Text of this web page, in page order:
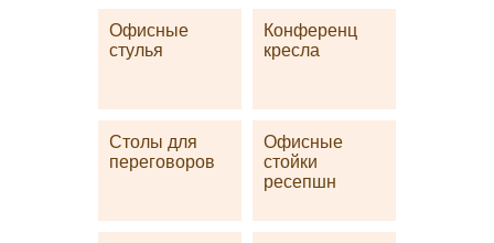
Офисные
стулья
Конференц
кресла
Столы для
переговоров
Офисные
стойки
ресепшн